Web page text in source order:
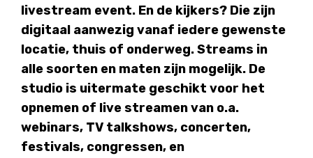
livestream event. En de kijkers? Die zijn
digitaal aanwezig vanaf iedere gewenste
locatie, thuis of onderweg. Streams in
alle soorten en maten zijn mogelijk. De
studio is uitermate geschikt voor het
opnemen of live streamen van o.a.
webinars, TV talkshows, concerten,
festivals, congressen, en